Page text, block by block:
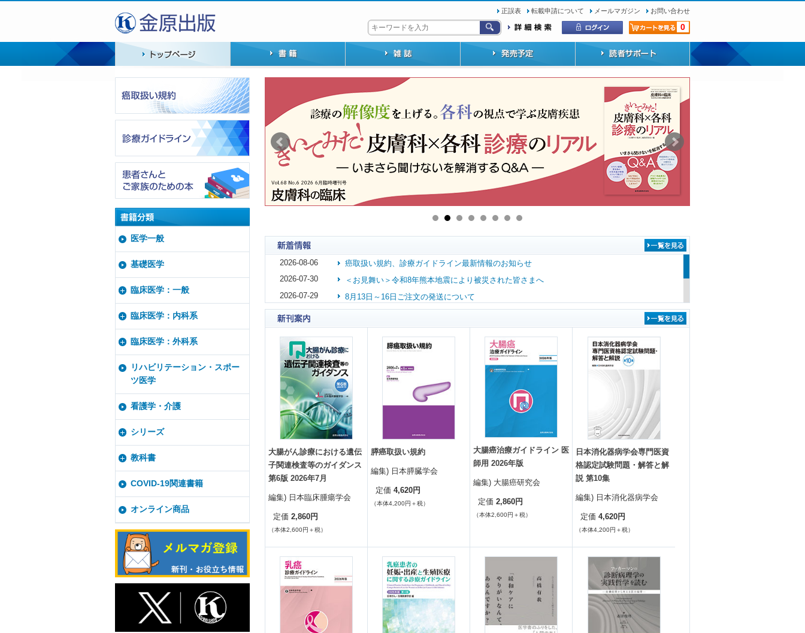
正誤表 転載申請について メールマガジン お問い合わせ
0
2026-08-06 癌取扱い規約、診療ガイドライン最新情報のお知らせ
2026-07-30 ＜お見舞い＞令和8年熊本地震により被災された皆さまへ
2026-07-29 8月13日～16日ご注文の発送について
2026-06-01
2026-05-31
『臨床検査技師国家試験問題注解 2025年版 ［オンライン版付］』の特典「オンライン版」の
ご利用期間終了のお知らせ
大腸がん診療における遺伝
子関連検査等のガイダンス
第6版 2026年7月
編集) 日本臨床腫瘍学会
定価 2,860円
（本体2,600円＋税）
膵癌取扱い規約
編集) 日本膵臓学会
定価4,620円
（本体4,200円＋税）
大腸癌治療ガイドライン 医
師用 2026年版
編集) 大腸癌研究会
定価2,860円
（本体2,600円＋税）
日本消化器病学会専門医資
格認定試験問題・解答と解
説 第10集
編集) 日本消化器病学会
定価4,620円
（本体4,200円＋税）
医学一般
基礎医学
臨床医学：一般
臨床医学：内科系
臨床医学：外科系
リハビリテーション・スポー
ツ医学
看護学・介護
シリーズ
教科書
COVID-19関連書籍
オンライン商品